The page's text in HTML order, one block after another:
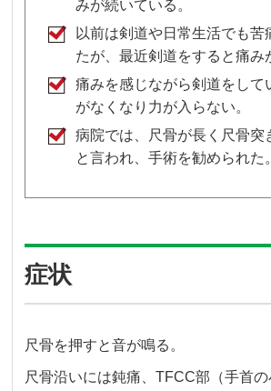
みが続いている。
以前は剣道や日常生活でも苦
たが、最近剣道をすると痛み
痛みを感じながら剣道をして
がなくなり力が入らない。
病院では、尺骨が長く尺骨突
と言われ、手術を勧められた。
症状
尺骨を押すと音が鳴る。
尺骨沿いには鈍痛、TFCC部（手首